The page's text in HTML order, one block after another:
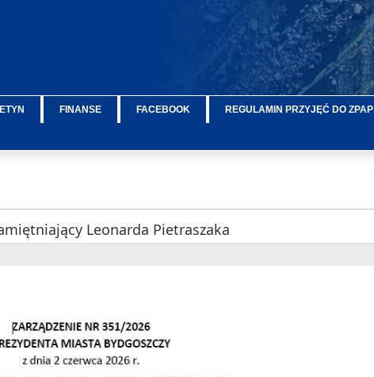
FINANSE FACEBOOK REGULAMIN PRZYJĘĆ DO ZPAP
Leonarda Pietraszaka